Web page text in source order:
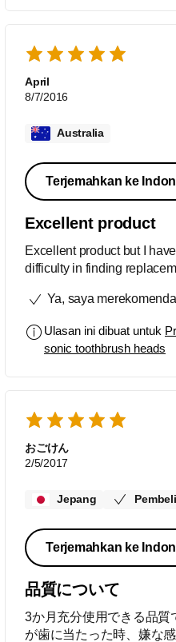
April
8/7/2016
Australia
Terjemahkan ke
Excellent product
Excellent product but I
difficulty in finding
Ya, saya
Ulasan ini dibuat untuk
sonic toothbrush heads
おごけん
2/5/2017
Jepang
Terjemahkan ke
品質について
3か月充分使用できる品質
が歯に当たった時、嫌な